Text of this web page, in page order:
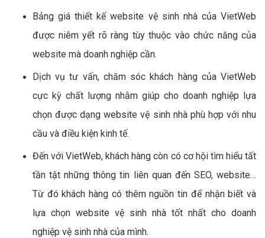
Bảng giá thiết kế website vệ sinh nhà của VietWeb
được niêm yết rõ ràng tùy thuộc vào chức năng của
website mà doanh nghiệp cần.
Dịch vụ tư vấn, chăm sóc khách hàng của VietWeb
cực kỳ chất lượng nhằm giúp cho doanh nghiệp lựa
chọn được dạng website vệ sinh nhà phù hợp với nhu
cầu và điều kiện kinh tế.
Đến với VietWeb, khách hàng còn có cơ hội tìm hiểu tất
tần tật những thông tin liên quan đến SEO, website…
Từ đó khách hàng có thêm nguồn tin để nhận biết và
lựa chọn website vệ sinh nhà tốt nhất cho doanh
nghiệp vệ sinh nhà của mình.